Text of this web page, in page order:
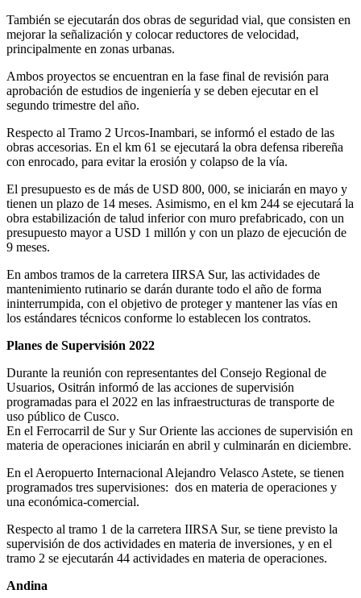
También se ejecutarán dos obras de seguridad vial, que consisten en
mejorar la señalización y colocar reductores de velocidad,
principalmente en zonas urbanas.
Ambos proyectos se encuentran en la fase final de revisión para
aprobación de estudios de ingeniería y se deben ejecutar en el
segundo trimestre del año.
Respecto al Tramo 2 Urcos-Inambari, se informó el estado de las
obras accesorias. En el km 61 se ejecutará la obra defensa ribereña
con enrocado, para evitar la erosión y colapso de la vía.
El presupuesto es de más de USD 800, 000, se iniciarán en mayo y
tienen un plazo de 14 meses. Asimismo, en el km 244 se ejecutará la
obra estabilización de talud inferior con muro prefabricado, con un
presupuesto mayor a USD 1 millón y con un plazo de ejecución de
9 meses.
En ambos tramos de la carretera IIRSA Sur, las actividades de
mantenimiento rutinario se darán durante todo el año de forma
ininterrumpida, con el objetivo de proteger y mantener las vías en
los estándares técnicos conforme lo establecen los contratos.
Planes de Supervisión 2022
Durante la reunión con representantes del Consejo Regional de
Usuarios, Ositrán informó de las acciones de supervisión
programadas para el 2022 en las infraestructuras de transporte de
uso público de Cusco.
En el Ferrocarril de Sur y Sur Oriente las acciones de supervisión en
materia de operaciones iniciarán en abril y culminarán en diciembre.
En el Aeropuerto Internacional Alejandro Velasco Astete, se tienen
programados tres supervisiones: dos en materia de operaciones y
una económica-comercial.
Respecto al tramo 1 de la carretera IIRSA Sur, se tiene previsto la
supervisión de dos actividades en materia de inversiones, y en el
tramo 2 se ejecutarán 44 actividades en materia de operaciones.
Andina